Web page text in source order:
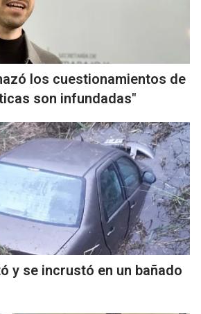
los cuestionamientos de
son infundadas"
y se incrustó en un bañado